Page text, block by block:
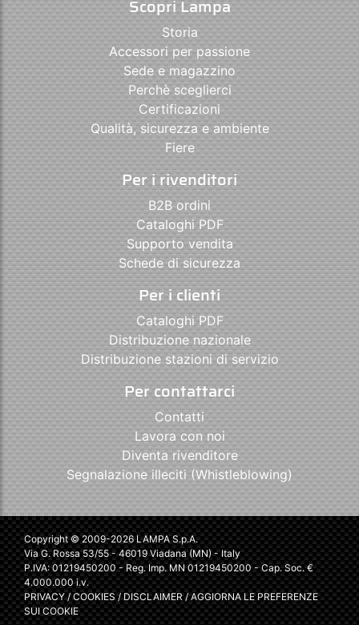
Scopri Lampa
Storia
Accessori per passione
Sede e magazzino
Perchè sceglierci
Certificazioni
Qualità, sicurezza e ambiente
Fiere
Per i rivenditori
B2B ordini
Cataloghi PDF
Supporto vendita
Schede di sicurezza
Per i clienti
Cataloghi PDF
Distribuzione nazionale
Distribuzione stazioni di servizio
Per contattarci
Contatti
Lavora con noi
Diventa rivenditore
Segnalazione illeciti (Whistleblowing)
Copyright © 2009-2026 LAMPA S.p.A.
Via G. Rossa 53/55 - 46019 Viadana (MN) - Italy
P.IVA: 01219450200 - Reg. Imp. MN 01219450200 - Cap. Soc. €
4.000.000 i.v.
PRIVACY/COOKIES/DISCLAIMER/AGGIORNA LE PREFERENZE
SUI COOKIE